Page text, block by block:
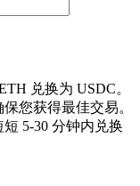
兑换为 USDC。
您获得最佳交易。
5-30 分钟内兑换